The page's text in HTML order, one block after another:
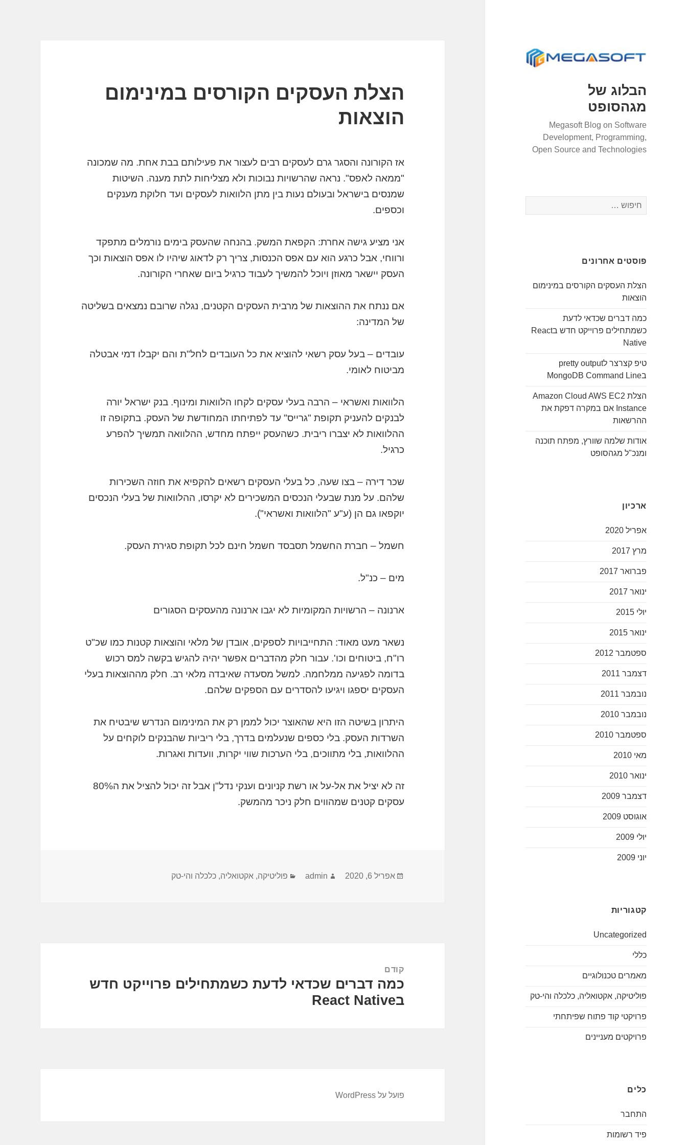
הבלוג של
מגהסופט
Megasoft Blog on Software
Development, Programming,
Open Source and Technologies
ח
י
:פוסטים אחרונים
הצלת העסקים הקורסים במינימום
הוצאות
כמה דברים שכדאי לדעת
כשמתחילים פרוייקט חדש בReact
Native
טיפ קצרצר לpretty output
בMongoDB Command Line
הצלת Amazon Cloud AWS EC2
Instance אם במקרה דפקת את
ההרשאות
אודות שלמה שוורץ, מפתח תוכנה
ומנכ"ל מגהסופט
ארכיון
אפריל 2020
מרץ 2017
פברואר 2017
ינואר 2017
יולי 2015
ינואר 2015
ספטמבר 2012
דצמבר 2011
נובמבר 2011
נובמבר 2010
ספטמבר 2010
מאי 2010
ינואר 2010
דצמבר 2009
אוגוסט 2009
יולי 2009
יוני 2009
קטגוריות
Uncategorized
כללי
מאמרים טכנולוגיים
פוליטיקה, אקטואליה, כלכלה והי-טק
פרויקטי קוד פתוח שפיתחתי
פרויקטים מעניינים
כלים
התחבר
פיד רשומות
הצלת העסקים הקורסים במינימום
הוצאות
אז הקורונה והסגר גרם לעסקים רבים לעצור את פעילותם בבת אחת. מה שמכונה
"ממאה לאפס". נראה שהרשויות נבוכות ולא מצליחות לתת מענה. השיטות
שמנסים בישראל ובעולם נעות בין מתן הלוואות לעסקים ועד חלוקת מענקים
וכספים.
אני מציע גישה אחרת: הקפאת המשק. בהנחה שהעסק בימים נורמלים מתפקד
ורווחי, אבל כרגע הוא עם אפס הכנסות, צריך רק לדאוג שיהיו לו אפס הוצאות וכך
העסק יישאר מאוזן ויוכל להמשיך לעבוד כרגיל ביום שאחרי הקורונה.
אם ננתח את ההוצאות של מרבית העסקים הקטנים, נגלה שרובם נמצאים בשליטה
של המדינה:
עובדים – בעל עסק רשאי להוציא את כל העובדים לחל"ת והם יקבלו דמי אבטלה
מביטוח לאומי.
הלוואות ואשראי – הרבה בעלי עסקים לקחו הלוואות ומינוף. בנק ישראל יורה
לבנקים להעניק תקופת "גרייס" עד לפתיחתו המחודשת של העסק. בתקופה זו
ההלוואות לא יצברו ריבית. כשהעסק ייפתח מחדש, ההלוואה תמשיך להפרע
כרגיל.
שכר דירה – בצו שעה, כל בעלי העסקים רשאים להקפיא את חוזה השכירות
שלהם. על מנת שבעלי הנכסים המשכירים לא יקרסו, ההלוואות של בעלי הנכסים
יוקפאו גם הן (ע"ע "הלוואות ואשראי").
חשמל – חברת החשמל תסבסד חשמל חינם לכל תקופת סגירת העסק.
מים – כנ"ל.
ארנונה – הרשויות המקומיות לא יגבו ארנונה מהעסקים הסגורים
נשאר מעט מאוד: התחייבויות לספקים, אובדן של מלאי והוצאות קטנות כמו שכ"ט
רו"ח, ביטוחים וכו'. עבור חלק מהדברים אפשר יהיה להגיש בקשה למס רכוש
בדומה לפגיעה ממלחמה. למשל מסעדה שאיבדה מלאי רב. חלק מההוצאות בעלי
העסקים יספגו ויגיעו להסדרים עם הספקים שלהם.
היתרון בשיטה הזו היא שהאוצר יכול לממן רק את המינימום הנדרש שיבטיח את
השרדות העסק. בלי כספים שנעלמים בדרך, בלי ריביות שהבנקים לוקחים על
ההלוואות, בלי מתווכים, בלי הערכות שווי יקרות, וועדות ואגרות.
זה לא יציל את אל-על או רשת קניונים וענקי נדל"ן אבל זה יכול להציל את ה80%
עסקים קטנים שמהווים חלק ניכר מהמשק.
פורסם
אפריל 6, 2020 מחבר
admin קטגוריות
פוליטיקה, אקטואליה, כלכלה והי-טק
קודם
הפוסט
הקודם:
כמה דברים שכדאי לדעת כשמתחילים פרוייקט חדש
בReact Native
פועל על WordPress